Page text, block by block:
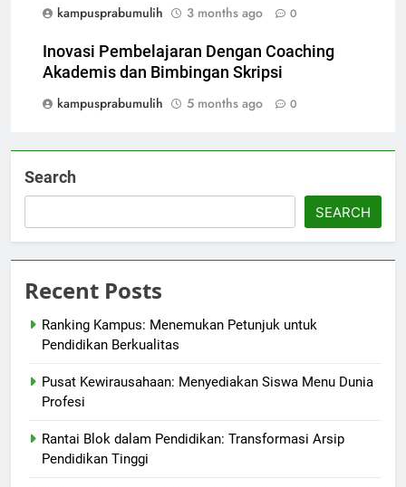
kampusprabumulih
3 months ago 0
Inovasi Pembelajaran Dengan Coaching
Akademis dan Bimbingan Skripsi
kampusprabumulih
5 months ago 0
Search
SEARCH
Recent Posts
Ranking Kampus: Menemukan Petunjuk untuk
Pendidikan Berkualitas
Pusat Kewirausahaan: Menyediakan Siswa Menu Dunia
Profesi
Rantai Blok dalam Pendidikan: Transformasi Arsip
Pendidikan Tinggi